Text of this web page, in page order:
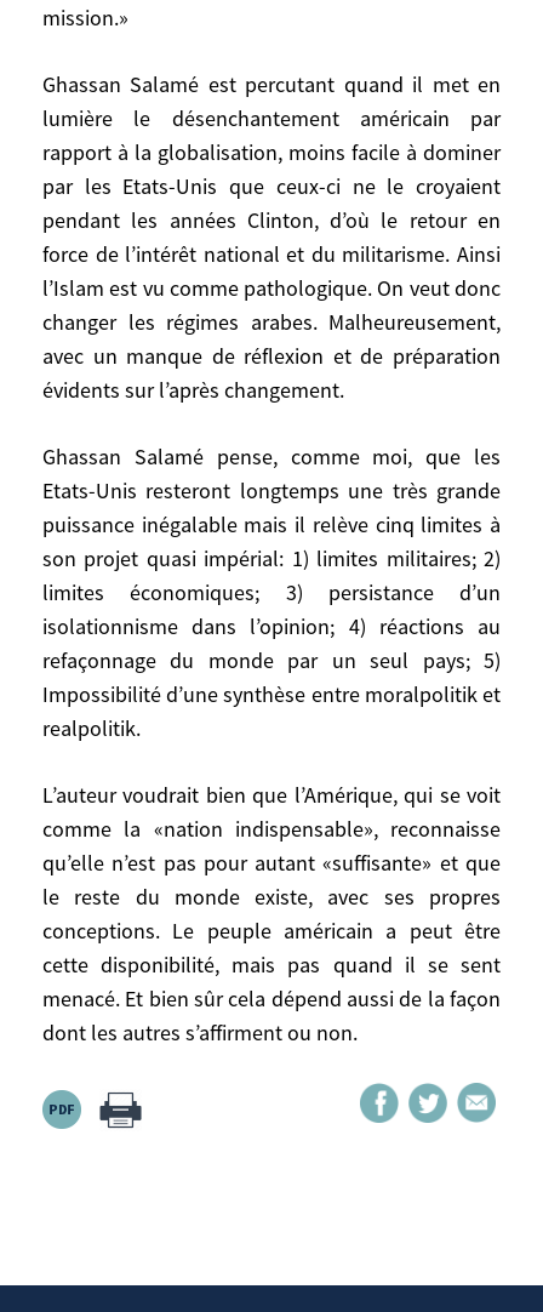
mission.»
Ghassan Salamé est percutant quand il met en
lumière le désenchantement américain par
rapport à la globalisation, moins facile à dominer
par les Etats-Unis que ceux-ci ne le croyaient
pendant les années Clinton, d’où le retour en
force de l’intérêt national et du militarisme. Ainsi
l’Islam est vu comme pathologique. On veut donc
changer les régimes arabes. Malheureusement,
avec un manque de réflexion et de préparation
évidents sur l’après changement.
Ghassan Salamé pense, comme moi, que les
Etats-Unis resteront longtemps une très grande
puissance inégalable mais il relève cinq limites à
son projet quasi impérial: 1) limites militaires; 2)
limites économiques; 3) persistance d’un
isolationnisme dans l’opinion; 4) réactions au
refaçonnage du monde par un seul pays; 5)
Impossibilité d’une synthèse entre moralpolitik et
realpolitik.
L’auteur voudrait bien que l’Amérique, qui se voit
comme la «nation indispensable», reconnaisse
qu’elle n’est pas pour autant «suffisante» et que
le reste du monde existe, avec ses propres
conceptions. Le peuple américain a peut être
cette disponibilité, mais pas quand il se sent
menacé. Et bien sûr cela dépend aussi de la façon
dont les autres s’affirment ou non.
asymétrie entre une Europe en quête
mission.»
Ghassan Salamé est percutant quand il
met en lumière le désenchantement
américain par rapport à la globalisation,
moins facile à dominer par les Etats-Unis
que ceux-ci ne le croyaient pendant les
années Clinton, d’où le retour en force de
l’intérêt national et du militarisme. Ainsi
l’Islam est vu comme pathologique. On
veut donc changer les régimes arabes.
réflexion et de préparation évidents sur
l’après changement.
Ghassan Salamé pense, comme moi, que
les Etats-Unis resteront longtemps une
très grande puissance inégalable mais il
relève cinq limites à son projet quasi
impérial: 1) limites militaires; 2) limites
économiques; 3) persistance d’un
isolationnisme dans l’opinion; 4) réactions
pays; 5) Impossibilité d’une synthèse entre
moralpolitik et realpolitik.
se voit comme la «nation indispensable»,
reconnaisse qu’elle n’est pas pour autant
«suffisante» et que le reste du monde
existe, avec ses propres conceptions. Le
disponibilité, mais pas quand il se sent
menacé. Et bien sûr cela dépend aussi de